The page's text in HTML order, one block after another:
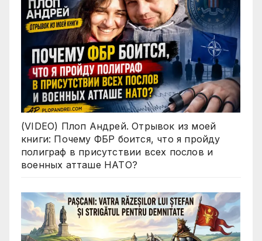
(VIDEO) Плоп Андрей. Отрывок из моей
книги: Почему ФБР боится, что я пройду
полиграф в присутствии всех послов и
военных атташе НАТО?